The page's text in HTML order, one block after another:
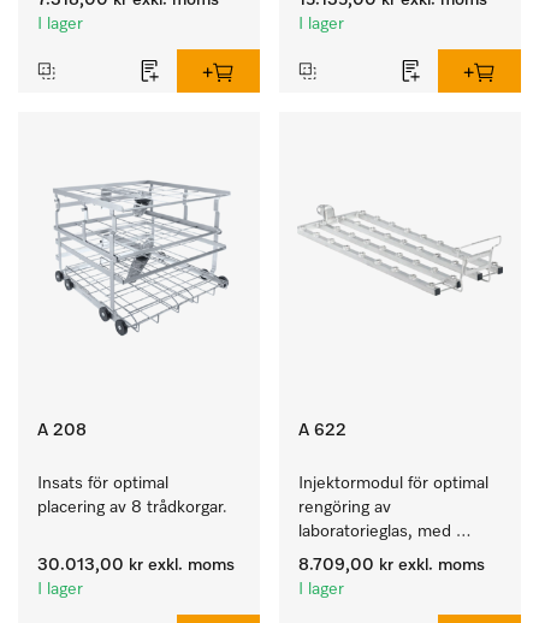
I lager
I lager
A 208
Insats för optimal
placering av 8 trådkorgar.
30.013,00 kr exkl. moms
I lager
A 622
Injektormodul för optimal
rengöring av
laboratorieglas, med
36 injektorplatser.
8.709,00 kr exkl. moms
I lager